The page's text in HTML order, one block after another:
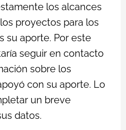
los alcances
proyectos para los
su aporte. Por este
seguir en contacto
sobre los
con su aporte. Lo
un breve
datos.